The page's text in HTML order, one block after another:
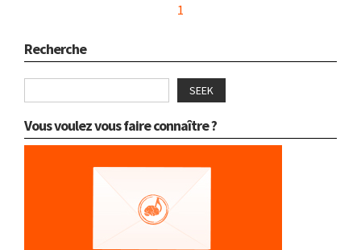
1
Recherche
SEEK
Vous voulez vous faire connaître ?